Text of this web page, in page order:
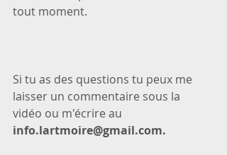
tout moment.
Si tu as des questions tu peux me
laisser un commentaire sous la
vidéo ou m'écrire au
info.lartmoire@gmail.com.